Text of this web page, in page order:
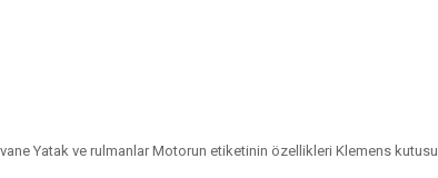
Yatak ve rulmanlar Motorun etiketinin özellikleri Klemens kutusu